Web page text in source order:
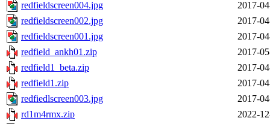
redfieldscreen004.jpg
2017-
redfieldscreen002.jpg
2017-
redfieldscreen001.jpg
2017-
redfield_ankh01.zip
2017-
redfield1_beta.zip
2017-
redfield1.zip
2017-
redfiedlscreen003.jpg
2017-
rd1m4rmx.zip
2022-